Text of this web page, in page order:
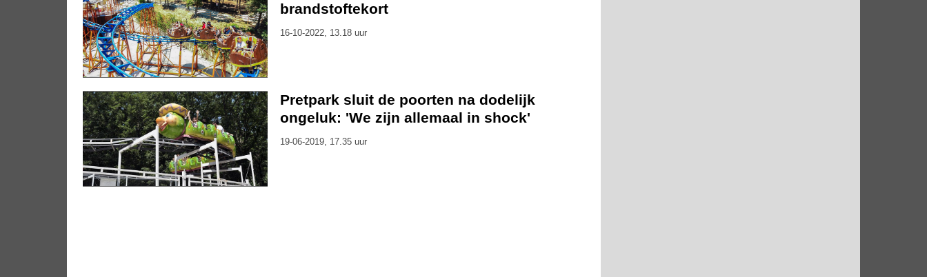
brandstoftekort
16-10-2022, 13.18 uur
Pretpark sluit de poorten na dodelijk
ongeluk: 'We zijn allemaal in shock'
19-06-2019, 17.35 uur